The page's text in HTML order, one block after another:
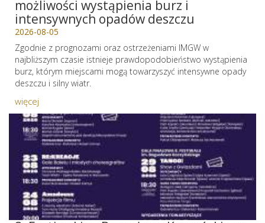
możliwości wystąpienia burz i
intensywnych opadów deszczu
2026-08-05
Zgodnie z prognozami oraz ostrzeżeniami IMGW w
najbliższym czasie istnieje prawdopodobieństwo wystąpienia
burz, którym miejscami mogą towarzyszyć intensywne opady
deszczu i silny wiatr.
więcej